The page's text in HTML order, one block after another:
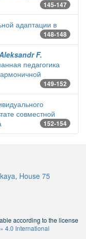
145-147
адаптации в
148-148
F.
педагогика
149-152
совместной
152-154
House 75
according to the license
4.0 International